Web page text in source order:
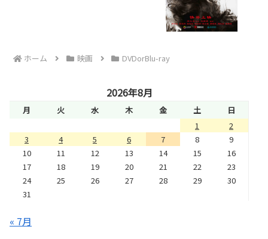
ホーム 映画 DVDorBlu-ray
2026年8月
月 火 水 木 金 土
日
1
2
3
4 5 6 7 8
9
10
11 12 13 14 15
16
17
18 19 20 21 22
23
24
25 26 27 28 29
30
31
« 7月